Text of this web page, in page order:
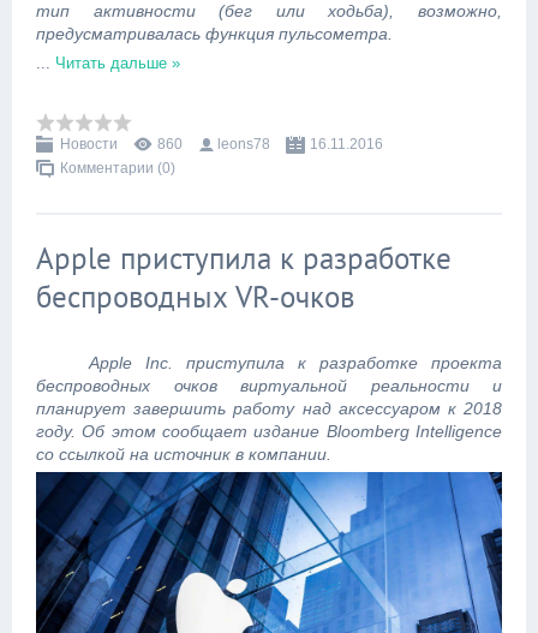
тип активности (бег или ходьба), возможно,
предусматривалась функция пульсометра.
... Читать дальше »
Новости 860 leons78
16.11.2016
Комментарии (0)
Apple приступила к разработке
беспроводных VR-очков
Apple Inc. приступила к разработке проекта
беспроводных очков виртуальной реальности и
планирует завершить работу над аксессуаром к 2018
году. Об этом сообщает издание Bloomberg Intelligence
со ссылкой на источник в компании.